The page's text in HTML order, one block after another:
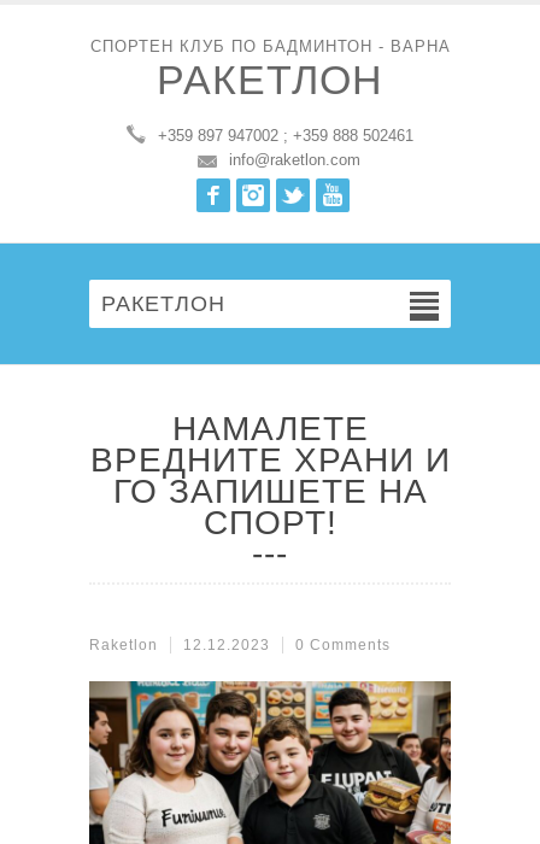
СПОРТЕН КЛУБ ПО БАДМИНТОН - ВАРНА
РАКЕТЛОН
+359 897 947002 ; +359 888 502461
info@raketlon.com
FacebookInstagram
Twitter
РАКЕТЛОН
НАМАЛЕТЕ
ВРЕДНИТЕ ХРАНИ И
ГО ЗАПИШЕТЕ НА
СПОРТ!
Raketlon 12.12.2023 0 Comments